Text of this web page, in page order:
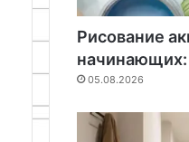
Рисование
начинающих:
05.08.2026